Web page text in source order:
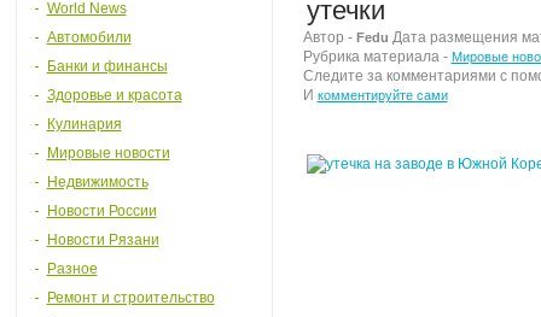
World News
Автомобили
Банки и финансы
Здоровье и красота
Кулинария
Мировые новости
Недвижимость
Новости России
Новости Рязани
Разное
Ремонт и строительство
утечки
Автор - Fedu Дата размещения
Рубрика материала - Мировые
Следите за комментариями с
И комментируйте сами